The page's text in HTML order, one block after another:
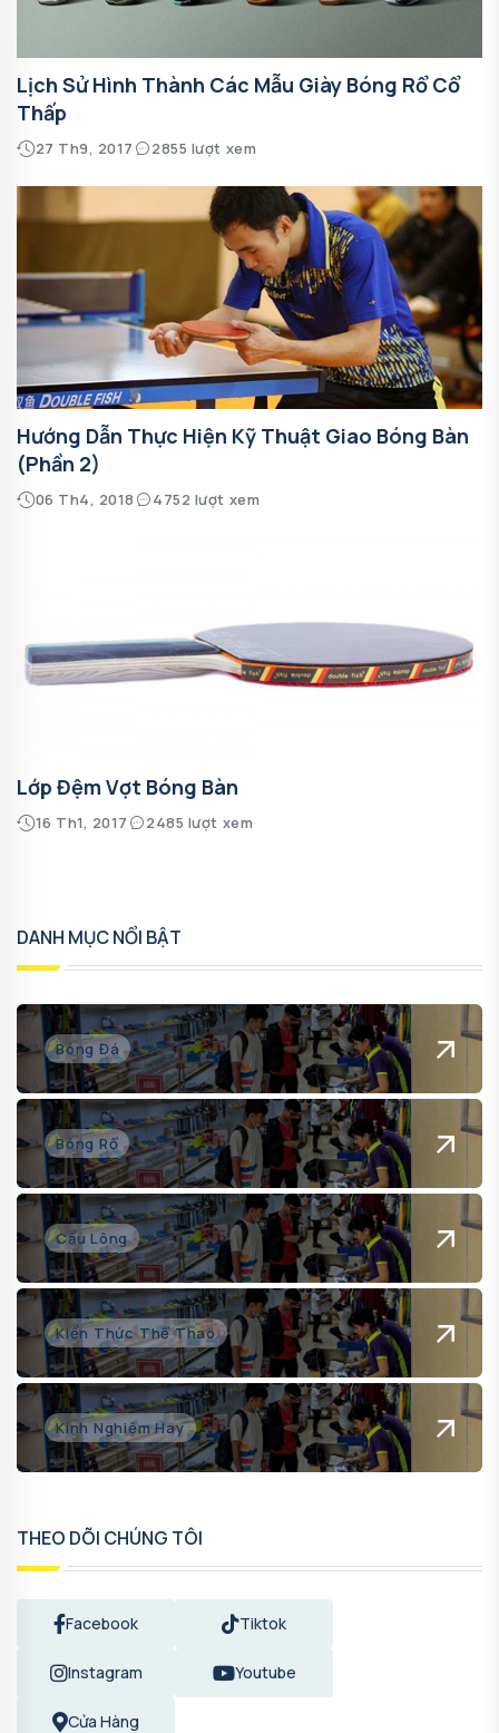
Lịch Sử Hình Thành Các Mẫu Giày Bóng Rổ Cổ
Thấp
27 Th9, 2017 2855 lượt xem
Hướng Dẫn Thực Hiện Kỹ Thuật Giao Bóng Bàn
(phần 2)
06 Th4, 2018 4752 lượt xem
Lớp Đệm Vợt Bóng Bàn
16 Th1, 2017 2485 lượt xem
DANH MỤC NỔI BẬT
Bóng Đá
Bóng Rổ
Cầu Lông
Kiến Thức Thể Thao
Kinh Nghiệm Hay
THEO DÕI CHÚNG TÔI
Facebook Tiktok
Instagram Youtube
Cửa Hàng